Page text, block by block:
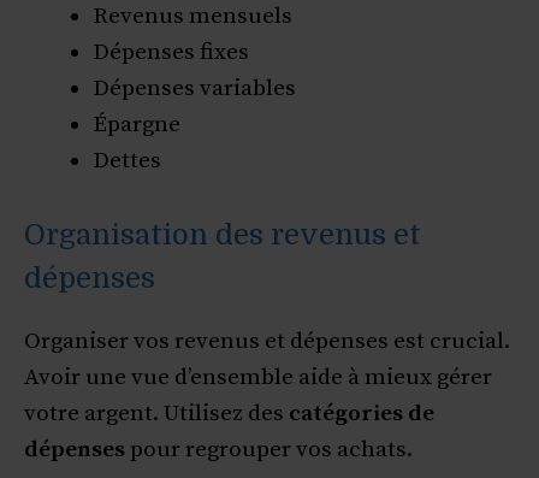
Revenus mensuels
Dépenses fixes
Dépenses variables
Épargne
Dettes
Organisation des revenus et
dépenses
Organiser vos revenus et dépenses est crucial.
Avoir une vue d’ensemble aide à mieux gérer
votre argent. Utilisez des catégories de
dépenses pour regrouper vos achats.